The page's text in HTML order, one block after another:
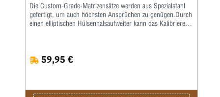
Die Custom-Grade-Matrizensätze werden aus Spezialstahl
gefertigt, um auch höchsten Ansprüchen zu genügen.Durch
einen elliptischen Hülsenhalsaufweiter kann das Kalibrieren
59,95 €